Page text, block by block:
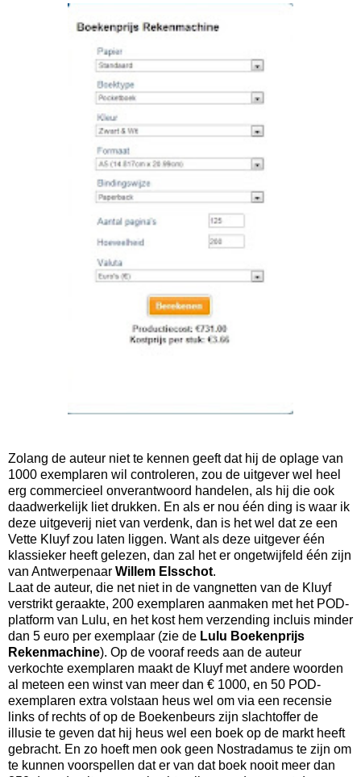
Zolang de auteur niet te kennen geeft dat hij de oplage van
1000 exemplaren wil controleren, zou de uitgever wel heel
erg commercieel onverantwoord handelen, als hij die ook
daadwerkelijk liet drukken. En als er nou één ding is waar ik
deze uitgeverij niet van verdenk, dan is het wel dat ze een
Vette Kluyf zou laten liggen. Want als deze uitgever één
klassieker heeft gelezen, dan zal het er ongetwijfeld één zijn
van Antwerpenaar Willem Elsschot.
Laat de auteur, die net niet in de vangnetten van de Kluyf
verstrikt geraakte, 200 exemplaren aanmaken met het POD-
platform van Lulu, en het kost hem verzending incluis minder
dan 5 euro per exemplaar (zie de Lulu Boekenprijs
Rekenmachine). Op de vooraf reeds aan de auteur
verkochte exemplaren maakt de Kluyf met andere woorden
al meteen een winst van meer dan € 1000, en 50 POD-
exemplaren extra volstaan heus wel om via een recensie
links of rechts of op de Boekenbeurs zijn slachtoffer de
illusie te geven dat hij heus wel een boek op de markt heeft
gebracht. En zo hoeft men ook geen Nostradamus te zijn om
te kunnen voorspellen dat er van dat boek nooit meer dan